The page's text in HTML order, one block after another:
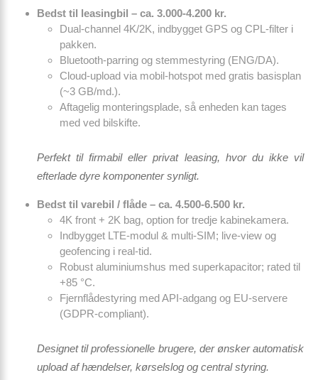
Bedst til leasingbil – ca. 3.000-4.200 kr.
Dual-channel 4K/2K, indbygget GPS og CPL-filter i
pakken.
Bluetooth-parring og stemmestyring (ENG/DA).
Cloud-upload via mobil-hotspot med gratis basisplan
(~3 GB/md.).
Aftagelig monteringsplade, så enheden kan tages
med ved bilskifte.
Perfekt til firmabil eller privat leasing, hvor du ikke vil
efterlade dyre komponenter synligt.
Bedst til varebil / flåde – ca. 4.500-6.500 kr.
4K front + 2K bag, option for tredje kabinekamera.
Indbygget LTE-modul & multi-SIM; live-view og
geofencing i real-tid.
Robust aluminiumshus med superkapacitor; rated til
+85 °C.
Fjernflådestyring med API-adgang og EU-servere
(GDPR-compliant).
Designet til professionelle brugere, der ønsker automatisk
upload af hændelser, kørselslog og central styring.